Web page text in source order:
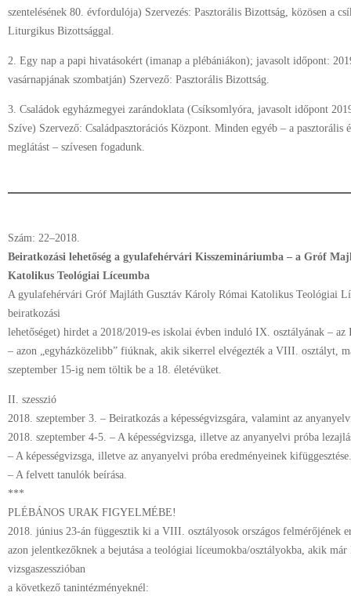
szentelésének 80. évfordulója) Szervezés: Pasztorális Bizottság, közösen a
Liturgikus Bizottsággal.
2. Egy nap a papi hivatásokért (imanap a plébániákon); javasolt időpont:
vasárnapjának szombatján) Szervező: Pasztorális Bizottság.
3. Családok egyházmegyei zarándoklata (Csíksomlyóra, javasolt időpont
Szíve) Szervező: Családpasztorációs Központ. Minden egyéb – a pasztorális
meglátást – szívesen fogadunk.
Szám: 22–2018.
Beiratkozási lehetőség a gyulafehérvári Kisszemináriumba – a Gróf
Katolikus Teológiai Líceumba
A gyulafehérvári Gróf Majláth Gusztáv Károly Római Katolikus Teológiai
beiratkozási
lehetőséget) hirdet a 2018/2019-es iskolai évben induló IX. osztályának – az
– azon „egyházközelibb” fiúknak, akik sikerrel elvégezték a VIII. osztályt,
szeptember 15-ig nem töltik be a 18. életévüket.
II. szesszió
2018. szeptember 3. – Beiratkozás a képességvizsgára, valamint az
2018. szeptember 4-5. – A képességvizsga, illetve az anyanyelvi próba
– A képességvizsga, illetve az anyanyelvi próba eredményeinek kifüggesztése.
– A felvett tanulók beírása.
***
PLÉBÁNOS URAK FIGYELMÉBE!
2018. június 23-án függesztik ki a VIII. osztályosok országos felmérőjének
azon jelentkezőknek a bejutása a teológiai líceumokba/osztályokba, akik már
vizsgaszesszióban
a következő tanintézményeknél: